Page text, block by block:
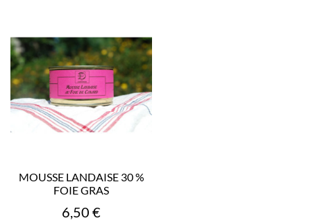
MOUSSE LANDAISE 30 %
FOIE GRAS
Prix
6,50 €